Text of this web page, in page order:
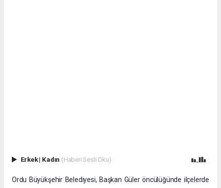
Erkek| Kadın (Haberi Sesli Oku)
Ordu Büyükşehir Belediyesi, Başkan Güler öncülüğünde ilçelerde